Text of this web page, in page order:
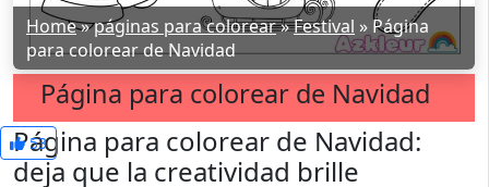
Home»páginas para colorear»Festival » Página
para colorear de Navidad
Página para colorear de Navidad
53
Página para colorear de Navidad:
deja que la creatividad brille